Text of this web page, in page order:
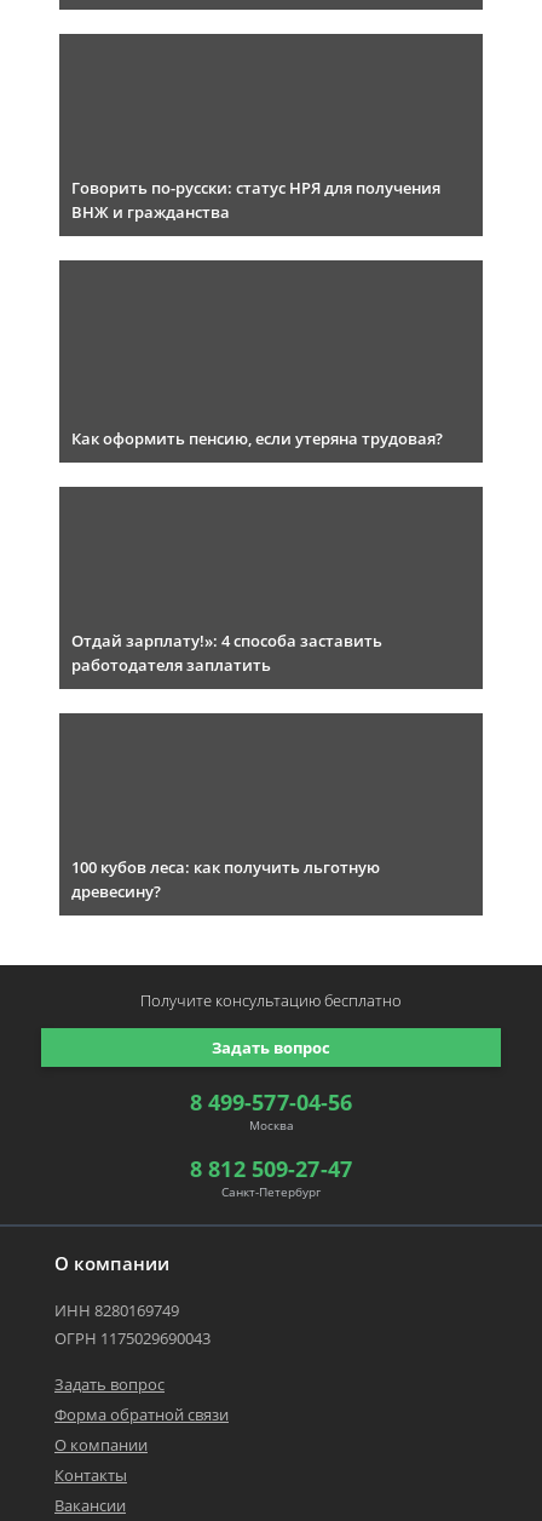
Говорить по-русски: статус НРЯ для получения
ВНЖ и гражданства
Как оформить пенсию, если утеряна трудовая?
Отдай зарплату!»: 4 способа заставить
работодателя заплатить
100 кубов леса: как получить льготную
древесину?
О компании
ИНН 8280169749
ОГРН 1175029690043
Задать вопрос
Форма обратной связи
О компании
Контакты
Вакансии
8 499-577-04-56
Москва
8 812 509-27-47
Санкт-Петербург
Задать вопрос
Получите консультациюбесплатно